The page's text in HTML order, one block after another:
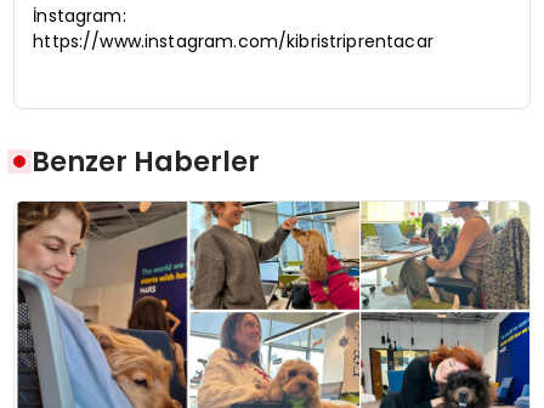
İnstagram:
https://www.instagram.com/kibristriprentacar
Benzer Haberler